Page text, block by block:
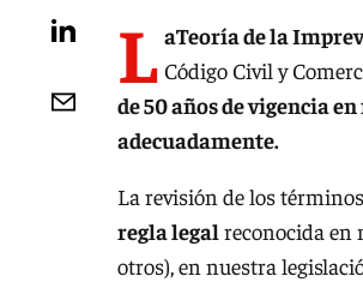
L aTeoría de la
Código Civil y
de 50 años de vigencia
adecuadamente.
La revisión de los
regla legal reconocida en
otros), en nuestra